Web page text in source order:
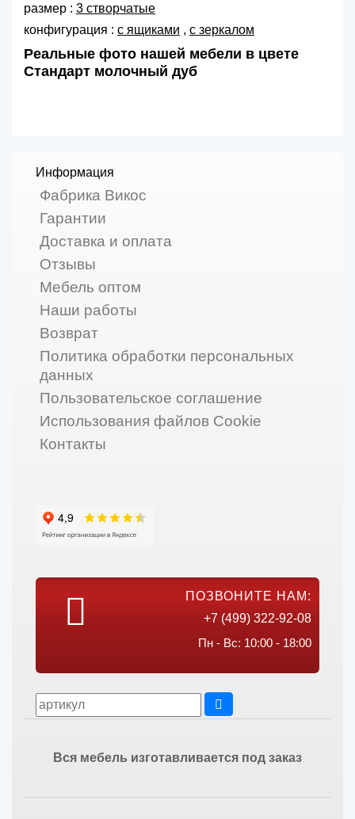
размер : 3 створчатые
конфигурация : с ящиками , с зеркалом
Реальные фото нашей мебели в цвете
Стандарт молочный дуб
Информация
Фабрика Викос
Гарантии
Доставка и оплата
Отзывы
Мебель оптом
Наши работы
Возврат
Политика обработки персональных
данных
Пользовательское соглашение
Использования файлов Cookie
Контакты
ПОЗВОНИТЕ НАМ:
+7 (499) 322-92-08
Пн - Вс: 10:00 - 18:00
Вся мебель изготавливается под заказ